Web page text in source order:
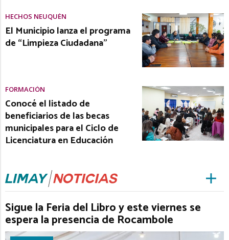
HECHOS NEUQUÉN
El Municipio lanza el programa
de “Limpieza Ciudadana”
FORMACIÓN
Conocé el listado de
beneficiarios de las becas
municipales para el Ciclo de
Licenciatura en Educación
Sigue la Feria del Libro y este viernes se
espera la presencia de Rocambole